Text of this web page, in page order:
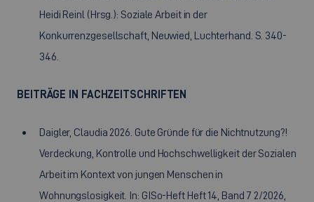
Heidi Reinl (Hrsg.): Soziale Arbeit in der
Konkurrenzgesellschaft, Neuwied, Luchterhand. S. 340-
346.
BEITRÄGE IN FACHZEITSCHRIFTEN
Daigler, Claudia 2026. Gute Gründe für die Nichtnutzung?!
Verdeckung, Kontrolle und Hochschwelligkeit der Sozialen
Arbeit im Kontext von jungen Menschen in
Wohnungslosigkeit. In: GISo-Heft Heft 14, Band 7 2/2026,